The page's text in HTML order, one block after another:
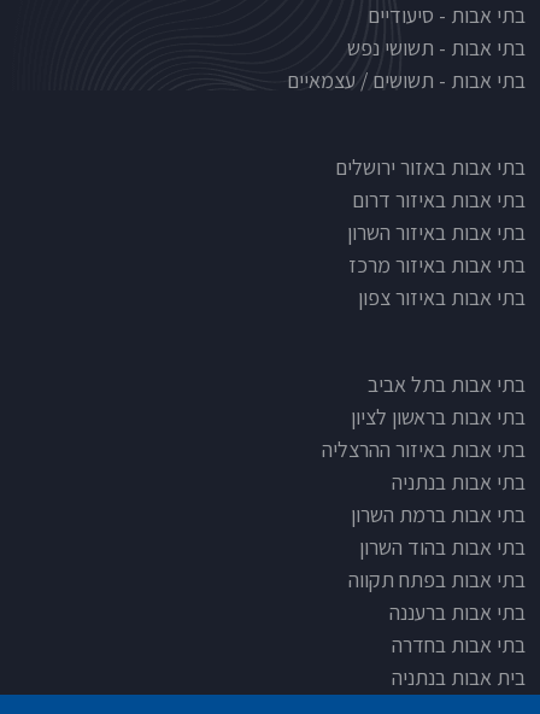
בתי אבות - סיעודיים
בתי אבות - תשושי נפש
בתי אבות - תשושים / עצמאיים
בתי אבות לפי אזורים
בתי אבות באזור ירושלים
בתי אבות באיזור דרום
בתי אבות באיזור השרון
בתי אבות באיזור מרכז
בתי אבות באיזור צפון
בתי אבות בתל אביב
בתי אבות בראשון לציון
בתי אבות באיזור ההרצליה
בתי אבות בנתניה
בתי אבות ברמת השרון
בתי אבות בהוד השרון
בתי אבות בפתח תקווה
בתי אבות ברעננה
בתי אבות בחדרה
בית אבות בנתניה